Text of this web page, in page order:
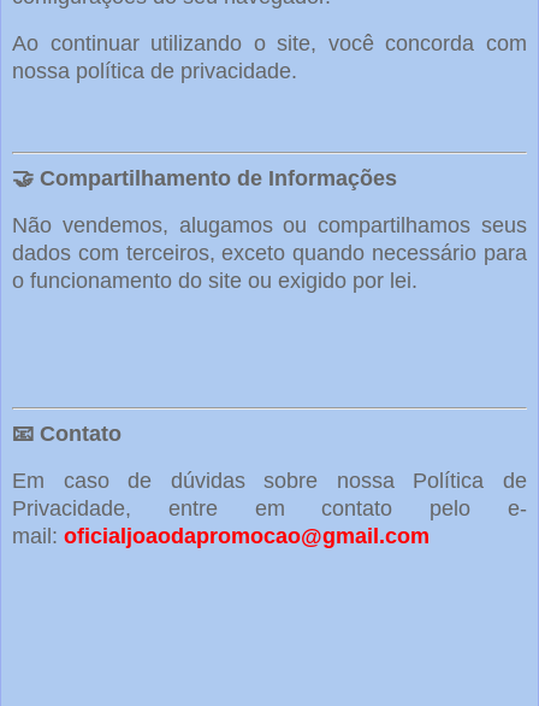
Ao continuar utilizando o site, você concorda com
nossa política de privacidade.
🤝 Compartilhamento de Informações
Não vendemos, alugamos ou compartilhamos seus
dados com terceiros, exceto quando necessário para
o funcionamento do site ou exigido por lei.
📧 Contato
Em caso de dúvidas sobre nossa Política de
Privacidade, entre em contato pelo e-
mail: oficialjoaodapromocao@gmail.com